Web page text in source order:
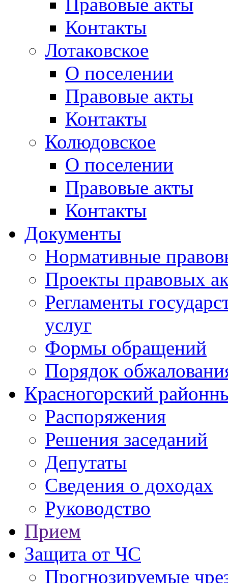
Контакты
Лотаковское
О поселении
Правовые акты
Контакты
Колюдовское
О поселении
Правовые акты
Контакты
Документы
Нормативные
Проекты правовых
Регламенты
услуг
Формы обращений
Порядок
Красногорский
Распоряжения
Решения заседаний
Депутаты
Сведения о доходах
Руководство
Прием
Защита от ЧС
Прогнозируемые